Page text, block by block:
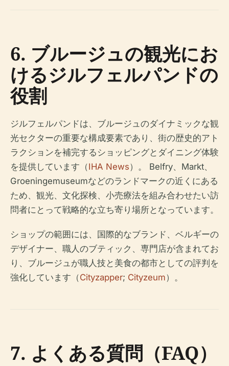
6. ブルージュの観光にお
けるジルフェルパンドの
役割
ジルフェルパンドは、ブルージュのダイナミックな観
光セクターの重要な構成要素であり、街の歴史的アト
ラクションを補完するショッピングとダイニング体験
を提供しています（IHA News）。 Belfry、Markt、
Groeningemuseumなどのランドマークの近くにある
ため、観光、文化探検、小売療法を組み合わせたい訪
問者にとって戦略的な立ち寄り場所となっています。
ショップの範囲には、国際的なブランド、ベルギーの
デザイナー、職人のブティック、専門店が含まれてお
り、ブルージュが職人技と美食の都市としての評判を
強化しています（Cityzapper; Cityzeum）。
7. よくある質問（FAQ）